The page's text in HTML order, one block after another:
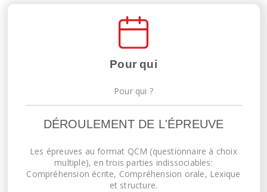
Pour qui
Pour qui ?
DÉROULEMENT DE L'ÉPREUVE
Les épreuves au format QCM (questionnaire à choix
multiple), en trois parties indissociables:
Compréhension écrite, Compréhension orale, Lexique
et structure.